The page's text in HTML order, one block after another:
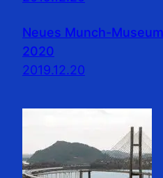
Neues Munch-
2020
2019.12.20